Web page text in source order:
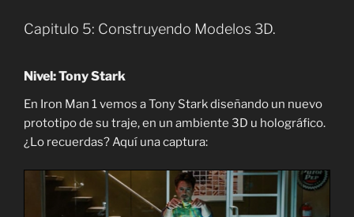
Capitulo 5: Construyendo Modelos 3D.
Nivel: Tony Stark
En Iron Man 1 vemos a Tony Stark diseñando un nuevo
prototipo de su traje, en un ambiente 3D u holográfico.
¿Lo recuerdas? Aquí una captura: